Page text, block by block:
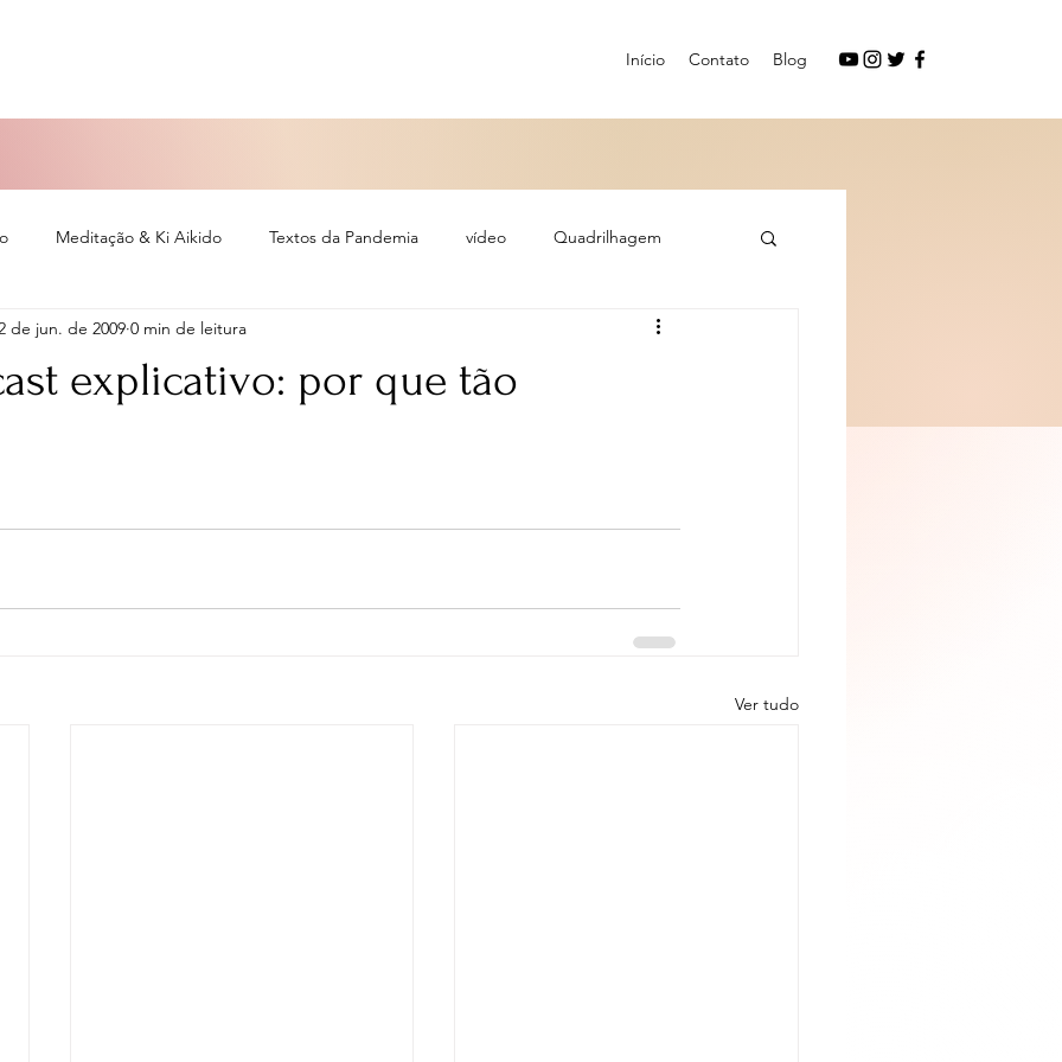
Início Contato Blog
Meditação & Ki Aikido Textos da Pandemia vídeo Quadrilhagem
explicativo: por que tão
de jun. de 2009 0 min de leitura
Ver tudo